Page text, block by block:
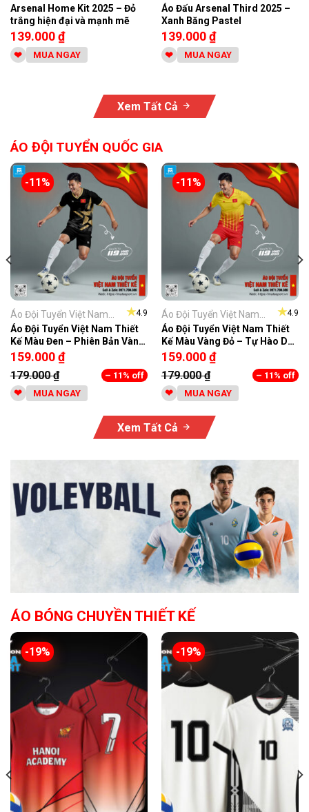
Arsenal Home Kit 2025 – Đỏ
trắng hiện đại và mạnh mẽ
139.000₫
MUA NGAY
Áo Đấu Arsenal Third 2025 –
Xanh Băng Pastel
139.000₫
MUA NGAY
Xem Tất Cả
ÁO ĐỘI TUYỂN QUỐC GIA
-11%
★4.9
Áo Đội Tuyển Việt Nam...
Áo Đội Tuyển Việt Nam Thiết
Kế Màu Đen – Phiên Bản Vàng
Kim Nổi Bật
159.000₫
179.000₫
– 11% off
MUA NGAY
-11%
★4.9
Áo Đội Tuyển Việt Nam...
Áo Đội Tuyển Việt Nam Thiết
Kế Màu Vàng Đỏ – Tự Hào Dân
Tộc
159.000₫
179.000₫
– 11% off
MUA NGAY
Xem Tất Cả
ÁO BÓNG CHUYỀN THIẾT KẾ
-19% -19%